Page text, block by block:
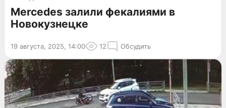
Mercedes залили фекалиями в
Новокузнецке
19 августа, 2025, 14:00 12 Обсудить